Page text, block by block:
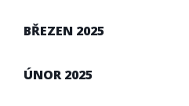
BŘEZEN 2025
ÚNOR 2025